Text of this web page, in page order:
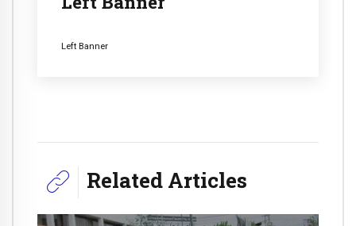
Left Banner
Related Articles